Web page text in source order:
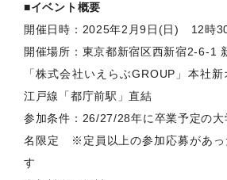
■イベント概要
開催日時：2025年2月9日(日) 12時
開催場所：東京都新宿区西新宿2-6-1
「株式会社いえらぶGROUP」本社
江戸線「都庁前駅」直結
参加条件：26/27/28年に卒業予定の
名限定 ※定員以上の参加応募があっ
す